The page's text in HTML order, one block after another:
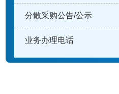
分散采购公告/公示
业务办理电话